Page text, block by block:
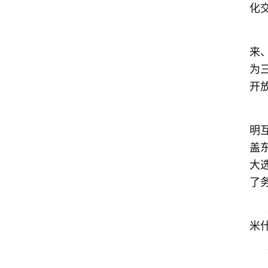
化
来
为
开
明
盖
大
了
米